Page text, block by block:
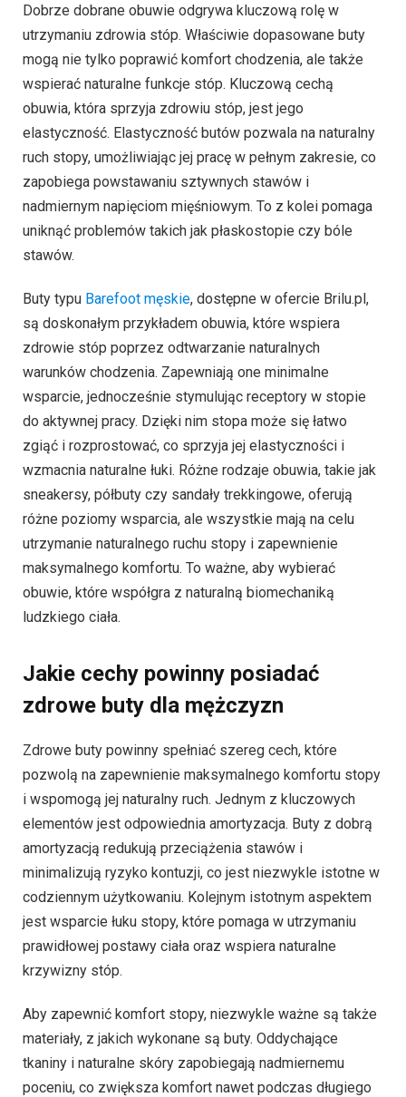
Dobrze dobrane obuwie odgrywa kluczową rolę w
utrzymaniu zdrowia stóp. Właściwie dopasowane buty
mogą nie tylko poprawić komfort chodzenia, ale także
wspierać naturalne funkcje stóp. Kluczową cechą
obuwia, która sprzyja zdrowiu stóp, jest jego
elastyczność. Elastyczność butów pozwala na naturalny
ruch stopy, umożliwiając jej pracę w pełnym zakresie, co
zapobiega powstawaniu sztywnych stawów i
nadmiernym napięciom mięśniowym. To z kolei pomaga
uniknąć problemów takich jak płaskostopie czy bóle
stawów.
Buty typu Barefoot męskie, dostępne w ofercie Brilu.pl,
są doskonałym przykładem obuwia, które wspiera
zdrowie stóp poprzez odtwarzanie naturalnych
warunków chodzenia. Zapewniają one minimalne
wsparcie, jednocześnie stymulując receptory w stopie
do aktywnej pracy. Dzięki nim stopa może się łatwo
zgiąć i rozprostować, co sprzyja jej elastyczności i
wzmacnia naturalne łuki. Różne rodzaje obuwia, takie jak
sneakersy, półbuty czy sandały trekkingowe, oferują
różne poziomy wsparcia, ale wszystkie mają na celu
utrzymanie naturalnego ruchu stopy i zapewnienie
maksymalnego komfortu. To ważne, aby wybierać
obuwie, które współgra z naturalną biomechaniką
ludzkiego ciała.
Jakie cechy powinny posiadać
zdrowe buty dla mężczyzn
Zdrowe buty powinny spełniać szereg cech, które
pozwolą na zapewnienie maksymalnego komfortu stopy
i wspomogą jej naturalny ruch. Jednym z kluczowych
elementów jest odpowiednia amortyzacja. Buty z dobrą
amortyzacją redukują przeciążenia stawów i
minimalizują ryzyko kontuzji, co jest niezwykle istotne w
codziennym użytkowaniu. Kolejnym istotnym aspektem
jest wsparcie łuku stopy, które pomaga w utrzymaniu
prawidłowej postawy ciała oraz wspiera naturalne
krzywizny stóp.
Aby zapewnić komfort stopy, niezwykle ważne są także
materiały, z jakich wykonane są buty. Oddychające
tkaniny i naturalne skóry zapobiegają nadmiernemu
poceniu, co zwiększa komfort nawet podczas długiego